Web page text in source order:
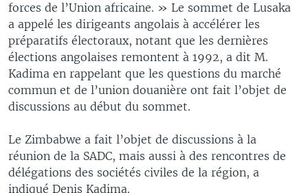
forces de l’Union africaine. » Le sommet de Lusaka
a appelé les dirigeants angolais à accélérer les
préparatifs électoraux, notant que les dernières
élections angolaises remontent à 1992, a dit M.
Kadima en rappelant que les questions du marché
commun et de l’union douanière ont fait l’objet de
discussions au début du sommet.
Le Zimbabwe a fait l’objet de discussions à la
réunion de la SADC, mais aussi à des rencontres de
délégations des sociétés civiles de la région, a
indiqué Denis Kadima.